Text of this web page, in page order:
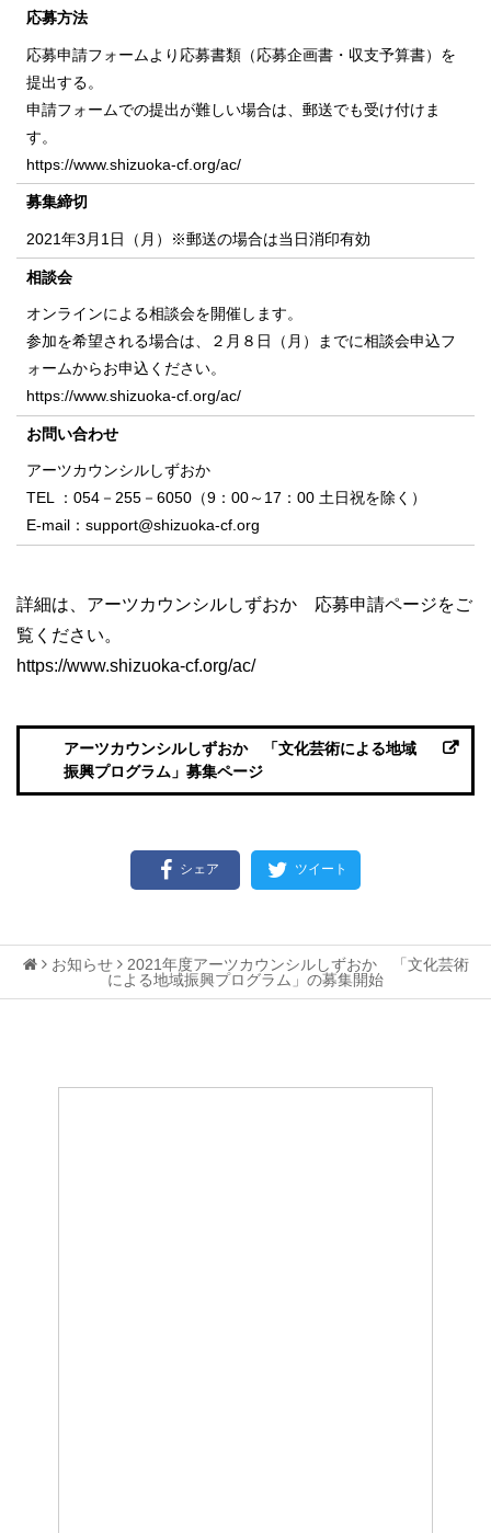
応募方法
応募申請フォームより応募書類（応募企画書・収支予算書）を
提出する。
申請フォームでの提出が難しい場合は、郵送でも受け付けま
す。
https://www.shizuoka-cf.org/ac/
募集締切
2021年3月1日（月）※郵送の場合は当日消印有効
相談会
オンラインによる相談会を開催します。
参加を希望される場合は、２月８日（月）までに相談会申込フ
ォームからお申込ください。
https://www.shizuoka-cf.org/ac/
お問い合わせ
アーツカウンシルしずおか
TEL ：054－255－6050（9：00～17：00 土日祝を除く）
E-mail：support@shizuoka-cf.org
詳細は、アーツカウンシルしずおか 応募申請ページをご
覧ください。
https://www.shizuoka-cf.org/ac/
アーツカウンシルしずおか 「文化芸術による地域
振興プログラム」募集ページ
シェア ツイート
お知らせ 2021年度アーツカウンシルしずおか 「文化芸術
による地域振興プログラム」の募集開始